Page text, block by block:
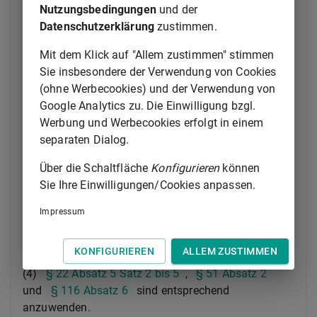
(2) Die Enteignungsbehörde darf die Genehmigung
nur versagen, wenn Grund zu der Annahme besteht,
dass der Rechtsvorgang, das Vorhaben oder die
Teilung die Verwirklichung des Enteignungszwecks
unmöglich machen oder wesentlich erschweren
würde.
(3) Sind Rechtsvorgänge oder Vorhaben nach Absatz
1 vor der Bekanntmachung zu erwarten, kann die
Enteignungsbehörde anordnen, dass die
Genehmigungspflicht nach Absatz 1 bereits zu einem
früheren Zeitpunkt eintritt. Die Anordnung ist
Grundbuchamt mitzuteilen.
(4) § 22 Absatz 5 Satz 2 bis 5 , § 51 Absatz 2
und
§ 116 Absatz 6
sind entsprechend
anzuwenden.
Nutzungsbedingungenund der
Datenschutzerklärung zustimmen.
Mit dem Klick auf "Allem zustimmen" stimmen
Sie insbesondere der Verwendung von Cookies
(ohne Werbecookies) und der Verwendung von
Google Analytics zu. Die Einwilligung bzgl.
Werbung und Werbecookies erfolgt in einem
separaten Dialog.
Über die Schaltfläche Konfigurierenkönnen
Sie Ihre Einwilligungen/Cookies anpassen.
Impressum
KONFIGURIEREN ALLEM ZUSTIMMEN